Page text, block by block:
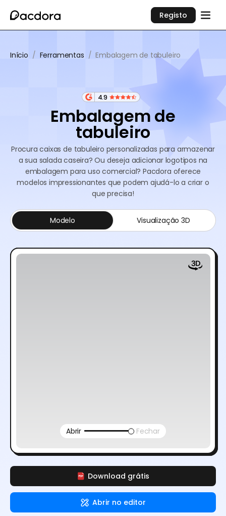
Registo
Início / Ferramentas / Embalagem de tabuleiro
4.9
Embalagem de
tabuleiro
Procura caixas de tabuleiro personalizadas para armazenar
a sua salada caseira? Ou deseja adicionar logotipos na
embalagem para uso comercial? Pacdora oferece
modelos impressionantes que podem ajudá-lo a criar o
que precisa!
Download grátis
Abrir no editor
Modelo Visualização 3D
Abrir Fechar